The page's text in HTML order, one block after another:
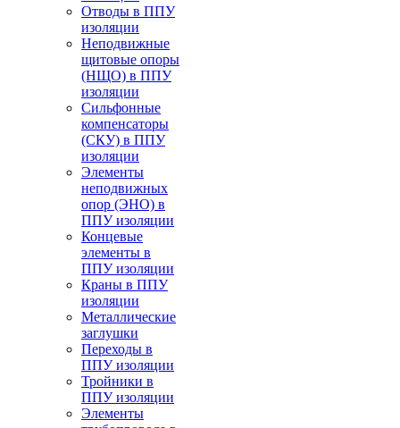
Отводы в ППУ
изоляции
Неподвижные
щитовые опоры
(НЩО) в ППУ
изоляции
Cильфонные
компенсаторы
(СКУ) в ППУ
изоляции
Элементы
неподвижных
опор (ЭНО) в
ППУ изоляции
Концевые
элементы в
ППУ изоляции
Краны в ППУ
изоляции
Металлические
заглушки
Переходы в
ППУ изоляции
Тройники в
ППУ изоляции
Элементы